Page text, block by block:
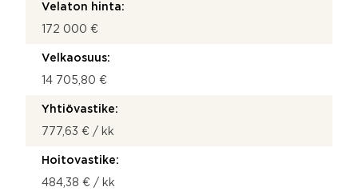
Velaton hinta:
172 000 €
Velkaosuus:
14 705,80 €
Yhtiövastike:
777,63 € / kk
Hoitovastike:
484,38 € / kk